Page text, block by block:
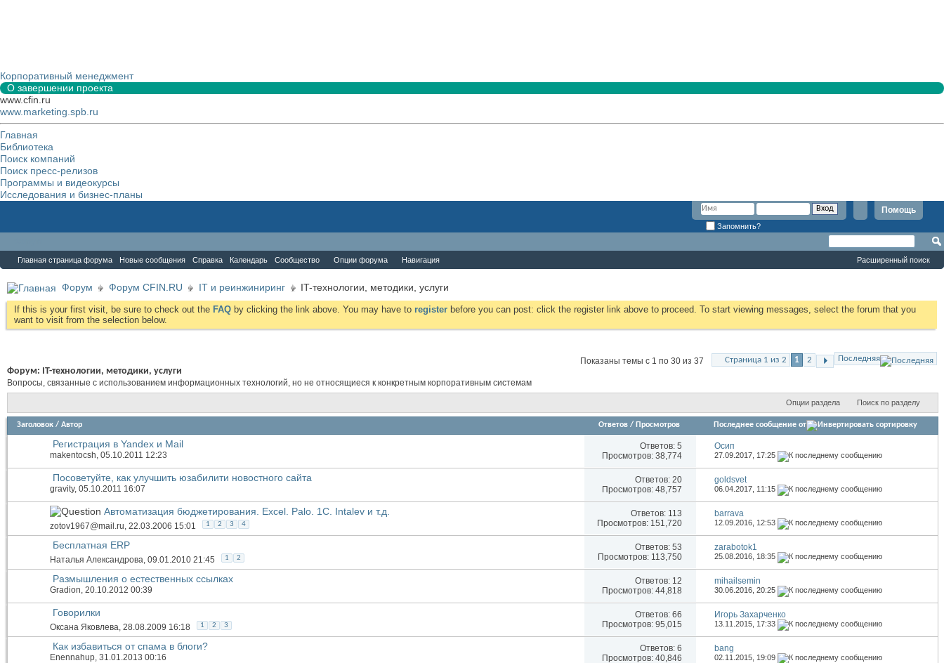
Корпоративный менеджмент
О завершении проекта
www.cfin.ru
www.marketing.spb.ru
Главная
Библиотека
Поиск компаний
Поиск пресс-релизов
Программы и видеокурсы
Исследования и бизнес-планы
Помощь
Запомнить?
Главная страница форума Новые сообщения Справка Календарь Сообщество Опции форума Навигация Расширенный поиск
Форум Форум CFIN.RU IT и реинжиниринг IT-технологии, методики, услуги
If this is your first visit, be sure to check out the FAQ by clicking the link above. You may have to register before you can post: click the register link above to proceed. To start viewing messages, select the forum that you
want to visit from the selection below.
Страница 1 из 2 1 2 Последняя
Показаны темы с 1 по 30 из 37
Форум: IT-технологии, методики, услуги
Вопросы, связанные с использованием информационных технологий, но не относящиеся к конкретным корпоративным системам
Опции раздела Поиск по разделу
Заголовок / Автор Ответов / Просмотров Последнее сообщение от
Регистрация в Yandex и Mail
makentocsh, 05.10.2011 12:23
Ответов: 5
Просмотров: 38,774
Осип
27.09.2017, 17:25
Посоветуйте, как улучшить юзабилити новостного сайта
gravity, 05.10.2011 16:07
Ответов: 20
Просмотров: 48,757
goldsvet
06.04.2017, 11:15
Автоматизация бюджетирования. Excel. Palo. 1C. Intalev и т.д.
zotov1967@mail.ru, 22.03.2006 15:01 1 2 3 4
Ответов: 113
Просмотров: 151,720
barrava
12.09.2016, 12:53
Бесплатная ERP
Наталья Александрова, 09.01.2010 21:45 1 2
Ответов: 53
Просмотров: 113,750
zarabotok1
25.08.2016, 18:35
Размышления о естественных ссылках
Gradion, 20.10.2012 00:39
Ответов: 12
Просмотров: 44,818
mihailsemin
30.06.2016,20:25
Говорилки
Оксана Яковлева, 28.08.2009 16:18 1 2 3
Ответов: 66
Просмотров: 95,015
Игорь Захарченко
13.11.2015, 17:33
Как избавиться от спама в блоги?
Enennahup, 31.01.2013 00:16
Ответов: 6
Просмотров: 40,846
bang
02.11.2015, 19:09